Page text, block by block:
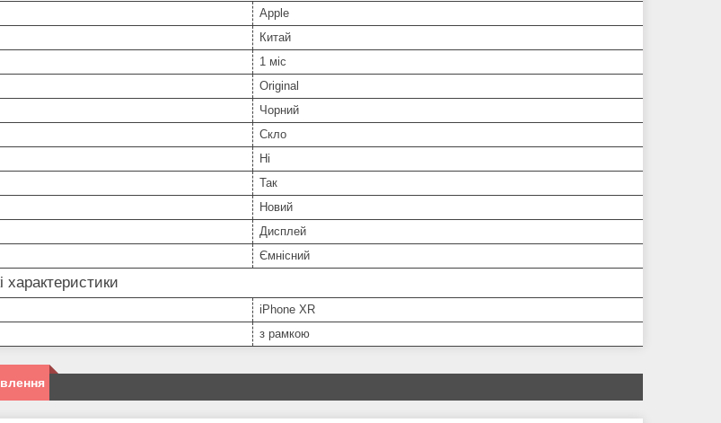
Apple
Китай
1 міс
Original
Чорний
Скло
Ні
Так
Новий
Дисплей
Ємнісний
характеристики
iPhone XR
з рамкою